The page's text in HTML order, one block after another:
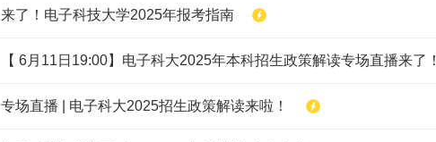
来了！电子科技大学2025年报考指南
【 6月11日19:00】电子科大2025年本科招生政策解读专场直播来了！
专场直播 | 电子科大2025招生政策解读来啦！